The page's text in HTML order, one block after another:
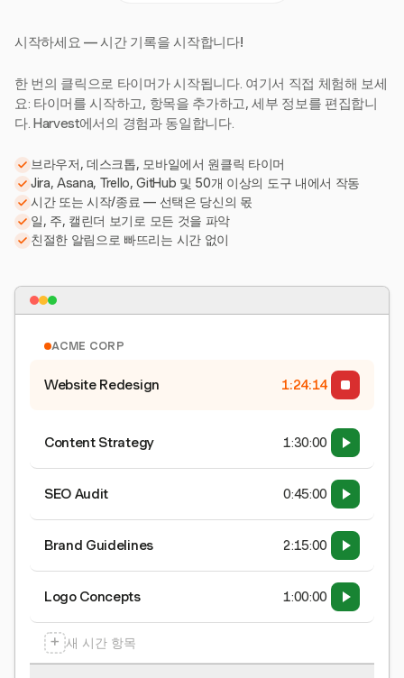
시작하세요 — 시간 기록을 시작합니다!
한 번의 클릭으로 타이머가 시작됩니다. 여기서 직접 체험해 보세
요: 타이머를 시작하고, 항목을 추가하고, 세부 정보를 편집합니
다. Harvest에서의 경험과 동일합니다.
브라우저, 데스크톱, 모바일에서 원클릭 타이머
Jira, Asana, Trello, GitHub 및 50개 이상의 도구 내에서 작동
시간 또는 시작/종료 — 선택은 당신의 몫
일, 주, 캘린더 보기로 모든 것을 파악
친절한 알림으로 빠뜨리는 시간 없이
ACME CORP
Website Redesign 1:24:15
Content Strategy 1:30:00
SEO Audit 0:45:00
Brand Guidelines 2:15:00
Logo Concepts 1:00:00
+ 새 시간 항목